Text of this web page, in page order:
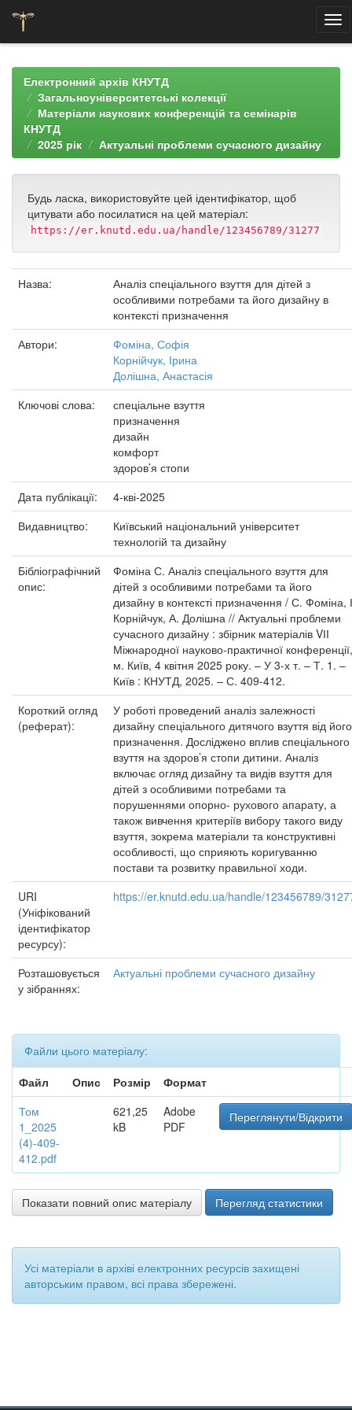
navigationЕлектронний архів КНУТД
Загальноуніверситетські колекції
Матеріали наукових конференцій та семінарів
КНУТД
2025 рік
Актуальні проблеми сучасного дизайну
Будь ласка, використовуйте цей ідентифікатор, щоб
цитувати або посилатися на цей матеріал:
https://er.knutd.edu.ua/handle/123456789/31277
Назва:
Аналіз спеціального взуття для дітей з
особливими потребами та його дизайну в
контексті призначення
Автори:
Фоміна, Софія
Корнійчук, Ірина
Долішна, Анастасія
Ключові слова:
спеціальне взуття
призначення
дизайн
комфорт
здоров’я стопи
Дата публікації:
4-кві-2025
Видавництво:
Київський національний університет
технологій та дизайну
Бібліографічний
опис:
Фоміна С. Аналіз спеціального взуття для
дітей з особливими потребами та його
дизайну в контексті призначення / С. Фоміна,
Корнійчук, А. Долішна // Актуальні проблеми
сучасного дизайну : збірник матеріалів VІІ
Міжнародної науково-практичної конференції,
м. Київ, 4 квітня 2025 року. – У 3-х т. – Т. 1. –
Київ : КНУТД, 2025. – С. 409-412.
Короткий огляд
(реферат):
У роботі проведений аналіз залежності
дизайну спеціального дитячого взуття від його
призначення. Досліджено вплив спеціального
взуття на здоров’я стопи дитини. Аналіз
включає огляд дизайну та видів взуття для
дітей з особливими потребами та
порушеннями опорно- рухового апарату, а
також вивчення критеріїв вибору такого виду
взуття, зокрема матеріали та конструктивні
особливості, що сприяють коригуванню
постави та розвитку правильної ходи.
URI
(Уніфікований
ідентифікатор
ресурсу):
https://er.knutd.edu.ua/handle/123456789/
Розташовується
у зібраннях:
Актуальні проблеми сучасного дизайну
Файли цього матеріалу:
Файл
Опис Розмір
Формат
Том
1_2025
(4)-409-
412.pdf
621,25
kB
Adobe
PDF
Переглянути/Відкрити
Показати повний опис матеріалу Перегляд статистики
Усі матеріали в архіві електронних ресурсів захищені
авторським правом, всі права збережені.